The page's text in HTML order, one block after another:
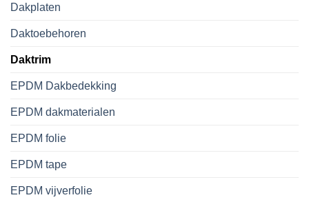
Dakplaten
Daktoebehoren
Daktrim
EPDM Dakbedekking
EPDM dakmaterialen
EPDM folie
EPDM tape
EPDM vijverfolie